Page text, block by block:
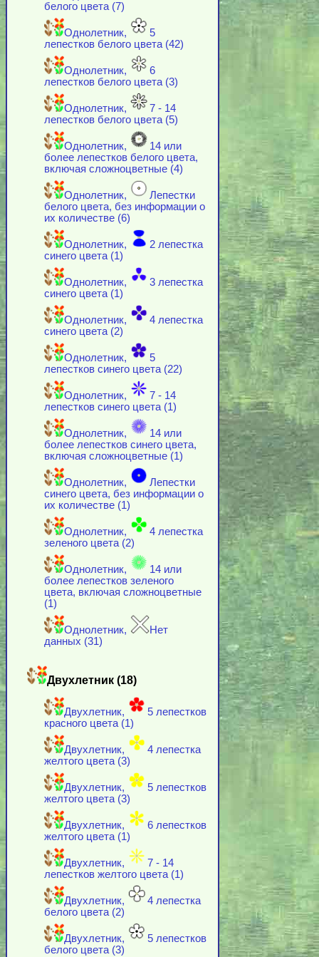
белого цвета (7)
Однолетник,
5
лепестков белого цвета (42)
Однолетник,
6
лепестков белого цвета (3)
Однолетник,
7 - 14
лепестков белого цвета (5)
Однолетник,
14 или
более лепестков белого цвета,
включая cложноцветные (4)
Однолетник,
Лепестки
белого цвета, без информации о
их количестве (6)
Однолетник,
2 лепестка
синего цвета (1)
Однолетник,
3 лепестка
синего цвета (1)
Однолетник,
4 лепестка
синего цвета (2)
Однолетник,
5
лепестков синего цвета (22)
Однолетник,
7 - 14
лепестков синего цвета (1)
Однолетник,
14 или
более лепестков синего цвета,
включая cложноцветные (1)
Однолетник,
Лепестки
синего цвета, без информации о
их количестве (1)
Однолетник,
4 лепестка
зеленого цвета (2)
Однолетник,
14 или
более лепестков зеленого
цвета, включая cложноцветные
(1)
Однолетник,
Нет
данных (31)
Двухлетник (18)
Двухлетник,
5 лепестков
красного цвета (1)
Двухлетник,
4 лепестка
желтого цвета (3)
Двухлетник,
5 лепестков
желтого цвета (3)
Двухлетник,
6 лепестков
желтого цвета (1)
Двухлетник,
7 - 14
лепестков желтого цвета (1)
Двухлетник,
4 лепестка
белого цвета (2)
Двухлетник,
5 лепестков
белого цвета (3)